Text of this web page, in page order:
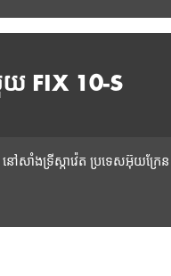
FIX 10-S
ៅសាំងទ្រីស្កាវ៉េត ប្រទេសអ៊ុយក្រែន